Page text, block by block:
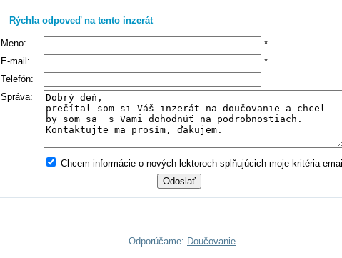
Rýchla odpoveď na tento inzerát
Meno:
*
E-mail:
*
Telefón:
Správa:
Chcem informácie o nových lektoroch splňujúcich moje kritéria
Odporúčame: Doučovanie